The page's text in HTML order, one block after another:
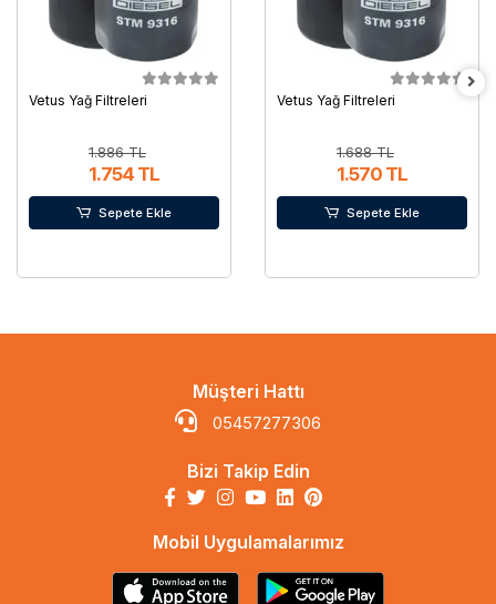
Vetus Yağ Filtreleri
1.886 TL
1.754 TL
Sepete Ekle
Vetus Yağ Filtreleri
1.688 TL
1.570 TL
Sepete Ekle
Müşteri Hattı
05457277306
Bizi Takip Edin
Mobil Uygulamalarımız